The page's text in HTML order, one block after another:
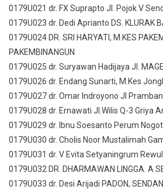
0179U021 dr. FX Suprapto Jl. Pojok V
0179U023 dr. Dedi Aprianto DS. KLURAK
0179U024 DR. SRI HARYATI, M.KES
PAKEMBINANGUN
0179U025 dr. Suryawan Hadijaya Jl.
0179U026 dr. Endang Sunarti, M.Kes
0179U027 dr. Omar Indroyono Jl
0179U028 dr. Ernawati Jl.Wilis Q-3 Griya
0179U029 dr. Ibnu Soesanto Perum
0179U030 dr. Cholis Noor Mustalimah
0179U031 dr. V Evita Setyaningrum
0179U032 DR. DHARMAWAN LINGGA. A
0179U033 dr. Desi Arijadi PADON,